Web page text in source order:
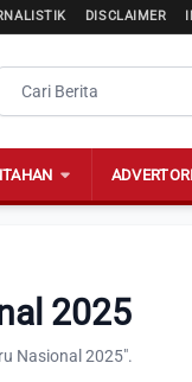
DISCLAIMER
2025
Nasional 2025".